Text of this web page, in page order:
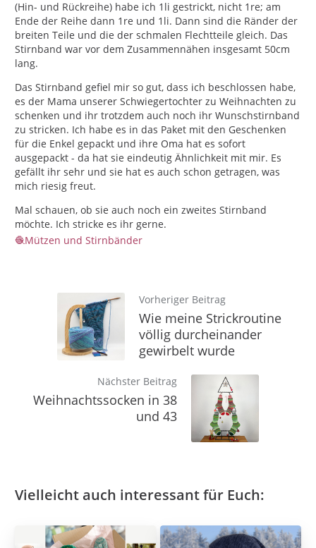
(Hin- und Rückreihe) habe ich 1li gestrickt, nicht 1re; am
Ende der Reihe dann 1re und 1li. Dann sind die Ränder der
breiten Teile und die der schmalen Flechtteile gleich. Das
Stirnband war vor dem Zusammennähen insgesamt 50cm
lang.
Das Stirnband gefiel mir so gut, dass ich beschlossen habe,
es der Mama unserer Schwiegertochter zu Weihnachten zu
schenken und ihr trotzdem auch noch ihr Wunschstirnband
zu stricken. Ich habe es in das Paket mit den Geschenken
für die Enkel gepackt und ihre Oma hat es sofort
ausgepackt - da hat sie eindeutig Ähnlichkeit mit mir. Es
gefällt ihr sehr und sie hat es auch schon getragen, was
mich riesig freut.
Mal schauen, ob sie auch noch ein zweites Stirnband
möchte. Ich stricke es ihr gerne.
Mützen und Stirnbänder
Vorheriger Beitrag
Wie meine Strickroutine
völlig durcheinander
gewirbelt wurde
Nächster Beitrag
Weihnachtssocken in 38
und 43
Vielleicht auch interessant für Euch: